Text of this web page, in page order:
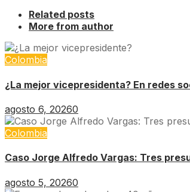
Related posts
More from author
Colombia
¿La mejor vicepresidenta? En redes
agosto 6, 20260
Colombia
Caso Jorge Alfredo Vargas: Tres
agosto 5, 20260